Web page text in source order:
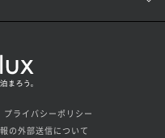
プライバシーポリシー
の外部送信について